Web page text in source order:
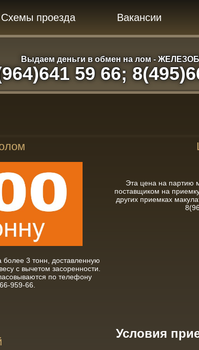
Схемы проезда Вакансии
Выдаем деньги в обмен на лом -
59 66;
3 тонн, доставленную
с вычетом засоренности.
по телефону
959-66.
Эта цена на партию
поставщиком на
других приемках
Условия